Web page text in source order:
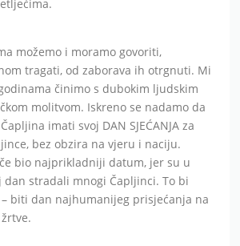
možemo i moramo govoriti,
tragati, od zaborava ih otrgnuti. Mi
činimo s dubokim ljudskim
molitvom. Iskreno se nadamo da
imati svoj DAN SJEĆANJA za
bez obzira na vjeru i naciju.
bio najprikladniji datum, jer su u
dan stradali mnogi Čapljinci. To bi
biti dan najhumanijeg prisjećanja na